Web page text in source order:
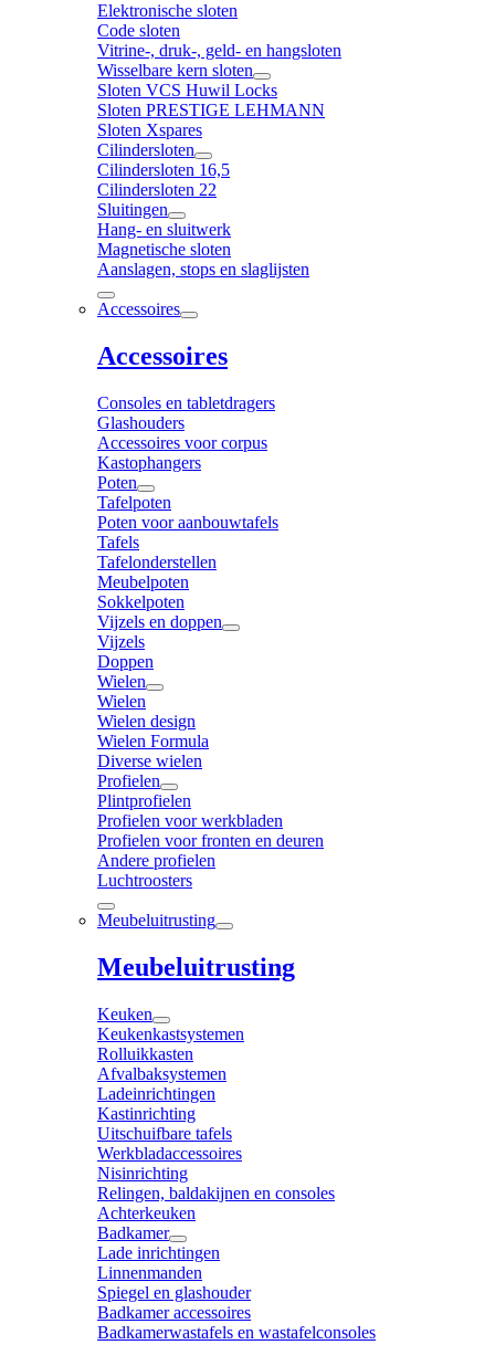
Elektronische sloten
Code sloten
Vitrine-, druk-, geld- en hangsloten
Wisselbare kern sloten
Sloten VCS Huwil Locks
Sloten PRESTIGE LEHMANN
Sloten Xspares
Cilindersloten
Cilindersloten 16,5
Cilindersloten 22
Sluitingen
Hang- en sluitwerk
Magnetische sloten
Aanslagen, stops en slaglijsten
Accessoires
Accessoires
Consoles en tabletdragers
Glashouders
Accessoires voor corpus
Kastophangers
Poten
Tafelpoten
Poten voor aanbouwtafels
Tafels
Tafelonderstellen
Meubelpoten
Sokkelpoten
Vijzels en doppen
Vijzels
Doppen
Wielen
Wielen
Wielen design
Wielen Formula
Diverse wielen
Profielen
Plintprofielen
Profielen voor werkbladen
Profielen voor fronten en deuren
Andere profielen
Luchtroosters
Meubeluitrusting
Meubeluitrusting
Keuken
Keukenkastsystemen
Rolluikkasten
Afvalbaksystemen
Ladeinrichtingen
Kastinrichting
Uitschuifbare tafels
Werkbladaccessoires
Nisinrichting
Relingen, baldakijnen en consoles
Achterkeuken
Badkamer
Lade inrichtingen
Linnenmanden
Spiegel en glashouder
Badkamer accessoires
Badkamerwastafels en wastafelconsoles